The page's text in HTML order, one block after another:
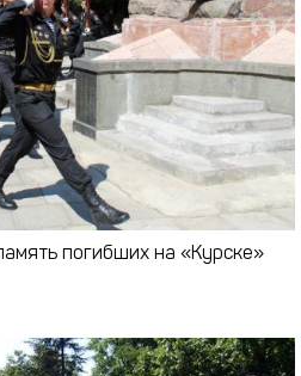
погибших на «Курске»